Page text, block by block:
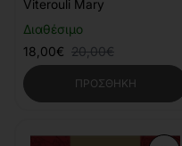
Διαθέσιμο
Viterouli Mary
18,00€ 20,00€
ΠΡΟΣΘΉΚΗ